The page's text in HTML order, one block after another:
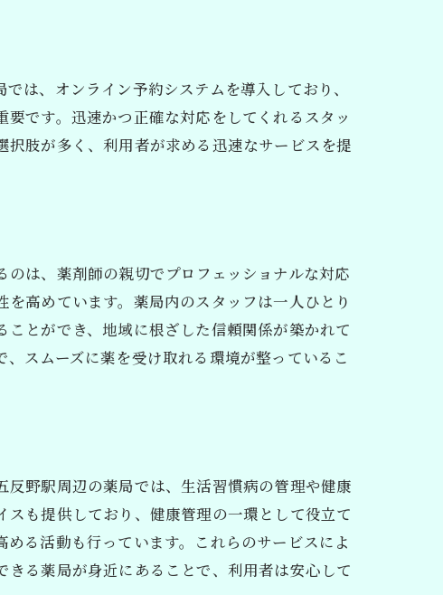
イント
は、オンライン予約システムを導入しており、
です。迅速かつ正確な対応をしてくれるスタッ
肢が多く、利用者が求める迅速なサービスを提
は、薬剤師の親切でプロフェッショナルな対応
高めています。薬局内のスタッフは一人ひとり
とができ、地域に根ざした信頼関係が築かれて
スムーズに薬を受け取れる環境が整っているこ
野駅周辺の薬局では、生活習慣病の管理や健康
も提供しており、健康管理の一環として役立て
る活動も行っています。これらのサービスによ
る薬局が身近にあることで、利用者は安心して